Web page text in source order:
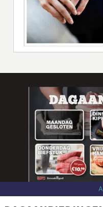
AZ OVERTUIGT
VEROVERT
EINDHOVEN – AZ heeft het
de winst van de KNVB-beker
ook beslag op [...]